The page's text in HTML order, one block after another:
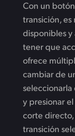
Con un
transición, es
disponibles y
tener que
ofrece
cambiar de
y presionar
corte directo,
transición